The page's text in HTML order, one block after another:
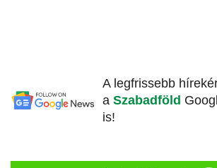
A legfrissebb
a Szabadföld
is!